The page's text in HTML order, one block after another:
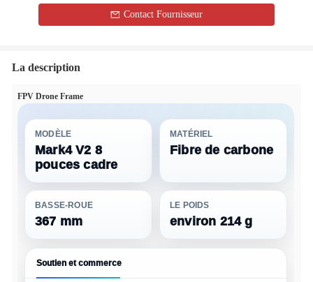
Contact Fournisseur
La description
FPV Drone Frame
MODÈLE
Mark4 V2 8
pouces cadre
MATÉRIEL
Fibre de carbone
BASSE-ROUE
367 mm
LE POIDS
environ 214 g
Soutien et commerce